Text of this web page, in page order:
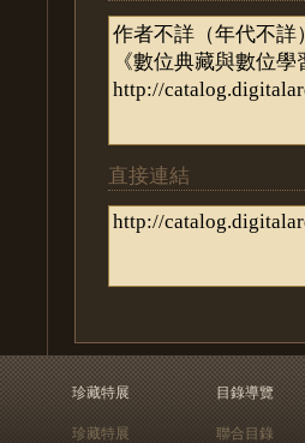
直接連結
珍藏特展
珍藏特展
目錄導覽
聯合目錄